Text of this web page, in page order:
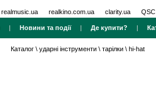
realmusic.ua realkino.com.ua clarity.ua
| Новини та події| Де купити? |
Каталог \ ударні інструменти \ тарілки \ hi-hat